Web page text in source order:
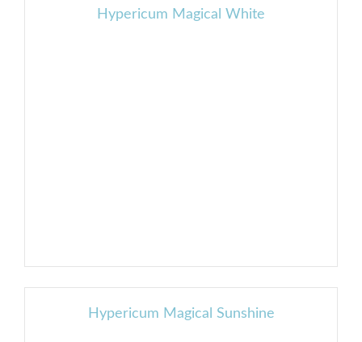
Hypericum Magical White
Hypericum Magical Sunshine